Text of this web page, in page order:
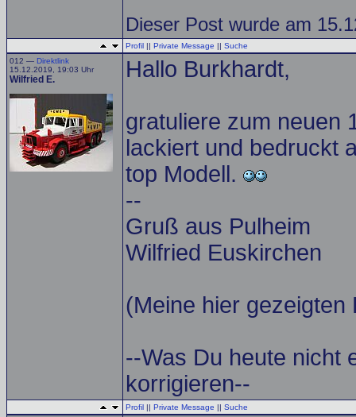
Dieser Post wurde am
Profil || Private Message || Suche
012 — Direktlink
15.12.2019, 19:03 Uhr
Wilfried E. Hallo Burkhardt,
gratuliere zum neuen
lackiert und bedruckt
top Modell.
--
Gruß aus Pulheim
Wilfried Euskirchen
(Meine hier
--Was Du heute nicht
korrigieren--
Profil || Private Message || Suche